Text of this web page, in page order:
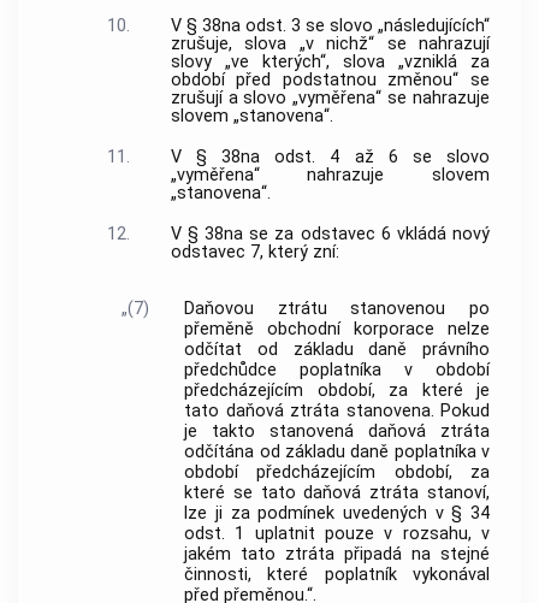
10.
V § 38na odst. 3 se slovo „následujících“
zrušuje, slova „v nichž“ se nahrazují
slovy „ve kterých“, slova „vzniklá za
období před podstatnou změnou“ se
zrušují a slovo „vyměřena“ se nahrazuje
slovem „stanovena“.
11.
V § 38na odst. 4 až 6 se slovo
„vyměřena“ nahrazuje slovem
„stanovena“.
12.
V § 38na se za odstavec 6 vkládá nový
odstavec 7, který zní:
„(7)
Daňovou ztrátu stanovenou po
přeměně obchodní korporace nelze
odčítat od základu daně právního
předchůdce poplatníka v období
předcházejícím období, za které je
tato daňová ztráta stanovena. Pokud
je takto stanovená daňová ztráta
odčítána od základu daně poplatníka v
období předcházejícím období, za
které se tato daňová ztráta stanoví,
lze ji za podmínek uvedených v § 34
odst. 1 uplatnit pouze v rozsahu, v
jakém tato ztráta připadá na stejné
činnosti, které poplatník vykonával
před přeměnou.“.